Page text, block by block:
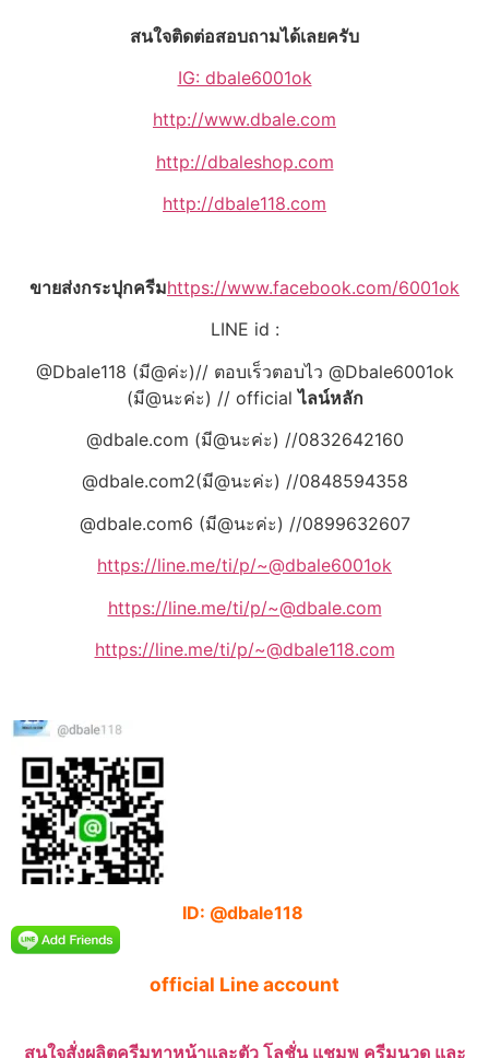
สนใจติดต่อสอบถามได้เลยครับ
IG: dbale6001ok
http://www.dbale.com
http://dbaleshop.com
http://dbale118.com
ขายส่งกระปุกครีมhttps://www.facebook.com/6001ok
LINE id :
@Dbale118 (มี@ค่ะ)// ตอบเร็วตอบไว @Dbale6001ok
(มี@นะค่ะ) // officialไลน์หลัก
@dbale.com (มี@นะค่ะ) //0832642160
@dbale.com2(มี@นะค่ะ) //0848594358
@dbale.com6 (มี@นะค่ะ) //0899632607
https://line.me/ti/p/~@dbale6001ok
https://line.me/ti/p/~@dbale.com
https://line.me/ti/p/~@dbale118.com
ID: @dbale118
official Line account
สนใจสั่งผลิตครีมทาหน้าและตัว โลชั่น แชมพู ครีมนวด และ